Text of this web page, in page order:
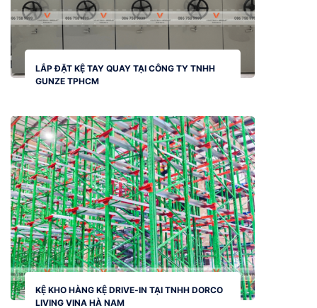
LẮP ĐẶT KỆ TAY QUAY TẠI CÔNG TY TNHH
GUNZE TPHCM
KỆ KHO HÀNG KỆ DRIVE-IN TẠI TNHH DORCO
LIVING VINA HÀ NAM